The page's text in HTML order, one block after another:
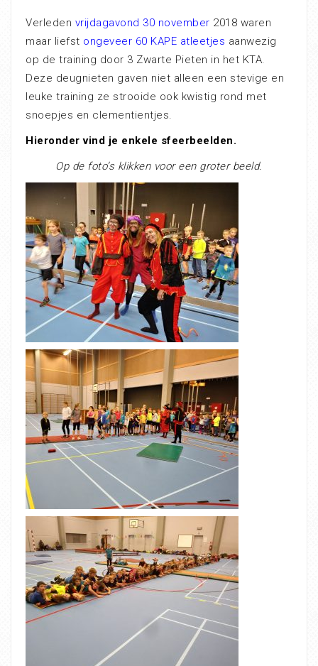
Verleden vrijdagavond 30 november 2018 waren
maar liefst ongeveer 60 KAPE atleetjes aanwezig
op de training door 3 Zwarte Pieten in het KTA.
Deze deugnieten gaven niet alleen een stevige en
leuke training ze strooide ook kwistig rond met
snoepjes en clementientjes.
Hieronder vind je enkele sfeerbeelden.
Op de foto’s klikken voor een groter beeld.